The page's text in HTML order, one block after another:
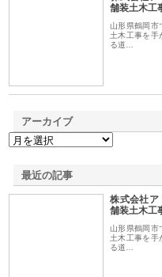
舗装土木工
山形県鶴岡市
土木工事を手
る道…
アーカイブ
最近の記事
株式会社ア
舗装土木工
山形県鶴岡市
土木工事を手
る道…